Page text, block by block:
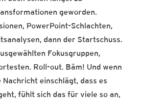
geworden.
PowerPoint-Schlachten,
dann der Startschuss.
Fokusgruppen,
Roll-out. Bäm! Und wenn
Nachricht einschlägt, dass es
fühlt sich das für viele so an,